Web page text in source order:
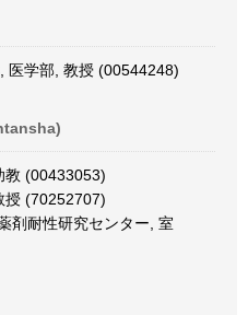
医学部, 教授 (00544248)
教 (00433053)
授 (70252707)
剤耐性研究センター, 室